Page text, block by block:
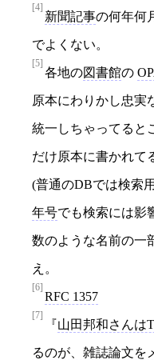
[4]
新聞記事の何年何
でよくない。
[5]
各地の図書館の
原本にわりかし忠実
統一しちゃってると
だけ原本に書かれて
(普通のDBでは検索
年号でも検索には影
数のような名前の一
え。
[6]
RFC 1357
[7]
山田邦和さんは
るのが、雑誌論文